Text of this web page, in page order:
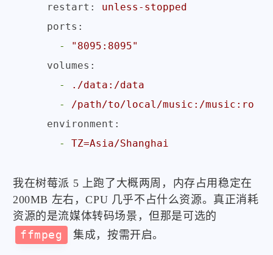
restart:
unless-stopped
ports:
-
"8095:8095"
volumes:
-
./data:/data
-
/path/to/local/music:/music:ro
environment:
-
TZ=Asia/Shanghai
我在树莓派 5 上跑了大概两周，内存占用稳定在
200MB 左右，CPU 几乎不占什么资源。真正消耗
资源的是流媒体转码场景，但那是可选的
ffmpeg
集成，按需开启。